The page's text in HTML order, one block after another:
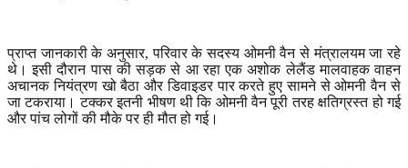
प्राप्त जानकारी के अनुसार,परिवार के सदस्य ओमनी वैन से मंत्रालयम जा रहे
थे। इसी दौरान पास की सड़क से आ रहा एक अशोक लेलैंड मालवाहक वाहन
अचानक नियंत्रण खो बैठा और डिवाइडर पार करते हुए सामने से ओमनी वैन से
जा टकराया। टक्कर इतनी भीषण थी कि ओमनी वैन पूरी तरह क्षतिग्रस्त हो गई
और पांच लोगों की मौके पर ही मौत हो गई।